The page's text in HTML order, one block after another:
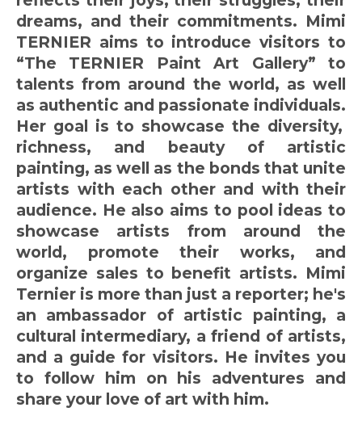
dreams, and their commitments. Mimi
TERNIER aims to introduce visitors to
“The TERNIER Paint Art Gallery” to
talents from around the world, as well
as authentic and passionate individuals.
Her goal is to showcase the diversity,
richness, and beauty of artistic
painting, as well as the bonds that unite
artists with each other and with their
audience. He also aims to pool ideas to
showcase artists from around the
world, promote their works, and
organize sales to benefit artists. Mimi
Ternier is more than just a reporter; he's
an ambassador of artistic painting, a
cultural intermediary, a friend of artists,
and a guide for visitors. He invites you
to follow him on his adventures and
share your love of art with him.